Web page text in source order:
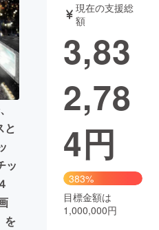
ット
書籍・雑誌
チャレンジ
化
CAMPFIRE Creation
コミュニティ
と
ッ
を
現在の支援総
額
3,83
2,78
4円
383%
目標金額は
1,000,000円